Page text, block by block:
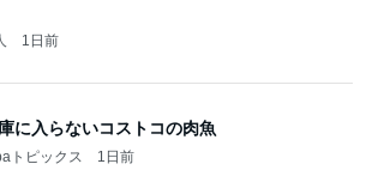
1日前
に入らないコストコの肉魚
トピックス 1日前